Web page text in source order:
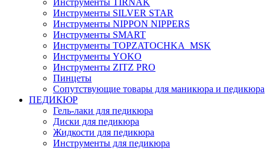
Инструменты TIRNAK
Инструменты SILVER STAR
Инструменты NIPPON NIPPERS
Инструменты SMART
Инструменты TOPZATOCHKA_MSK
Инструменты YOKO
Инструменты ZITZ PRO
Пинцеты
Сопутствующие товары для маникюра и педикюра
ПЕДИКЮР
Гель-лаки для педикюра
Диски для педикюра
Жидкости для педикюра
Инструменты для педикюра